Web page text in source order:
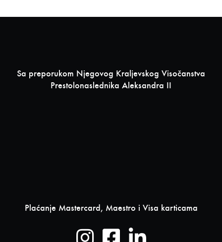
Sa preporukom Njegovog Kraljevskog Visočanstva
Prestolonaslednika Aleksandra II
Plaćanje Mastercard, Maestro i Visa karticama